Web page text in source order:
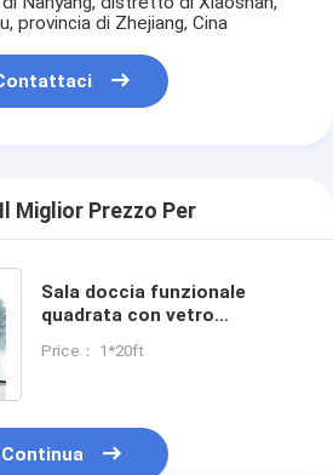
provincia di Zhejiang, Cina
Miglior Prezzo Per
Sala doccia funzionale
quadrata con vetro
alluminio per un lussuoso
Price： 1*20ft
Continua